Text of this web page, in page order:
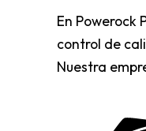
En
control de
Nuestra